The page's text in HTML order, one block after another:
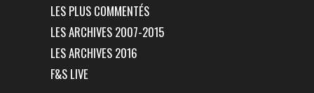
LES PLUS COMMENTÉS
LES ARCHIVES 2007-2015
LES ARCHIVES 2016
F&S LIVE